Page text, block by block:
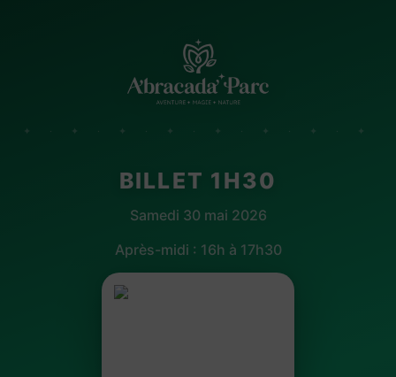
✦ · ✦ · ✦ · ✦ · ✦ · ✦ · ✦ · ✦
BILLET 1H30
Samedi 30 mai 2026
Après-midi : 16h à 17h30